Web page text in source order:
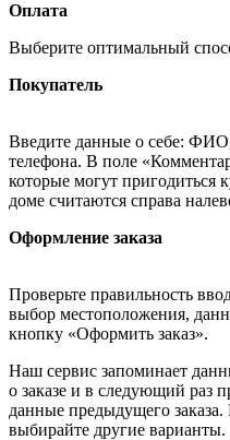
Оплата
Выберите оптимальный
Покупатель
Введите данные о себе:
телефона. В поле
которые могут пригодиться
доме считаются справа
Оформление заказа
Проверьте правильность
выбор местоположения,
кнопку «Оформить заказ».
Наш сервис запоминает
о заказе и в следующий раз
данные предыдущего
выбирайте другие варианты.